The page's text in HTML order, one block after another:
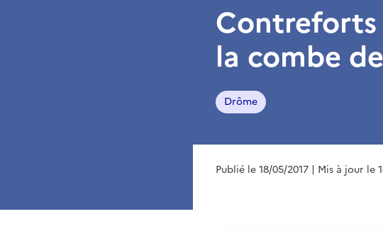
la combe
Drôme
Publié le 18/05/2017 | Mis à jour le